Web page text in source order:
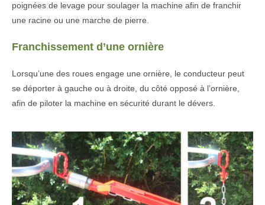
poignées de levage pour soulager la machine afin de franchir
une racine ou une marche de pierre.
Franchissement d’une ornière
Lorsqu’une des roues engage une ornière, le conducteur peut
se déporter à gauche ou à droite, du côté opposé à l’ornière,
afin de piloter la machine en sécurité durant le dévers.